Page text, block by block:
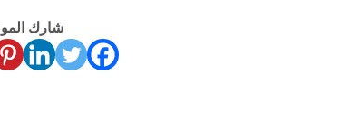
شارك